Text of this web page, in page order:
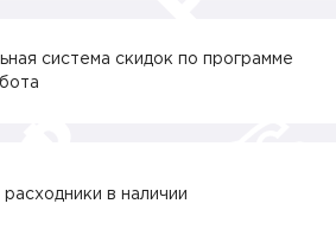
система скидок по программе
расходники в наличии